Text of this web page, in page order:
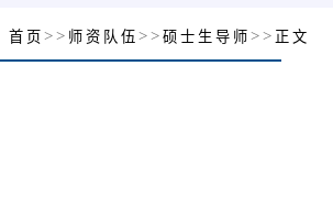
首页 >> 师资队伍 >> 硕士生导师 >> 正文